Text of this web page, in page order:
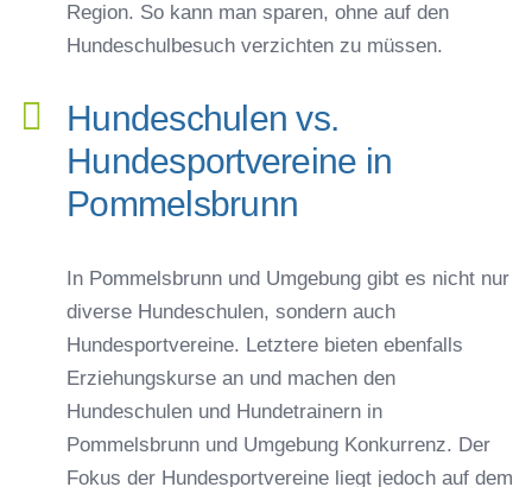
Region. So kann man sparen, ohne auf den
Hundeschulbesuch verzichten zu müssen.
Hundeschulen vs.
Hundesportvereine in
Pommelsbrunn
In Pommelsbrunn und Umgebung gibt es nicht nur
diverse Hundeschulen, sondern auch
Hundesportvereine. Letztere bieten ebenfalls
Erziehungskurse an und machen den
Hundeschulen und Hundetrainern in
Pommelsbrunn und Umgebung Konkurrenz. Der
Fokus der Hundesportvereine liegt jedoch auf dem